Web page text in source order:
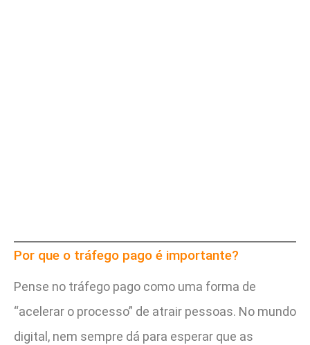
Por que o tráfego pago é importante?
Pense no tráfego pago como uma forma de
“acelerar o processo” de atrair pessoas. No mundo
digital, nem sempre dá para esperar que as